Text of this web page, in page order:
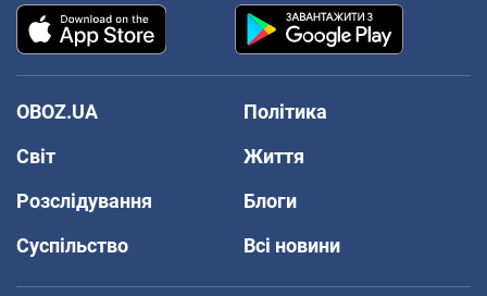
OBOZ.UA
Політика
Світ
Життя
Розслідування
Блоги
Суспільство
Всі новини